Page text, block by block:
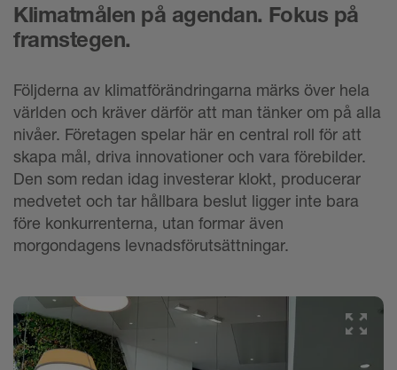
Klimatmålen på agendan. Fokus på
framstegen.
Följderna av klimatförändringarna märks över hela
världen och kräver därför att man tänker om på alla
nivåer. Företagen spelar här en central roll för att
skapa mål, driva innovationer och vara förebilder.
Den som redan idag investerar klokt, producerar
medvetet och tar hållbara beslut ligger inte bara
före konkurrenterna, utan formar även
morgondagens levnadsförutsättningar.